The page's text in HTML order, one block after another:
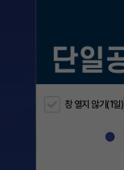
창 열지 않기(1일)